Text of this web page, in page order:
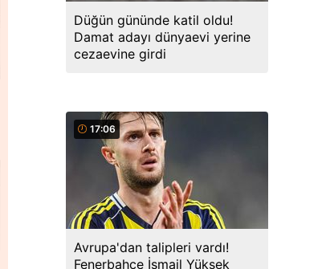
Düğün gününde katil oldu!
Damat adayı dünyaevi yerine
cezaevine girdi
17:06
Avrupa'dan talipleri vardı!
Fenerbahçe İsmail Yüksek